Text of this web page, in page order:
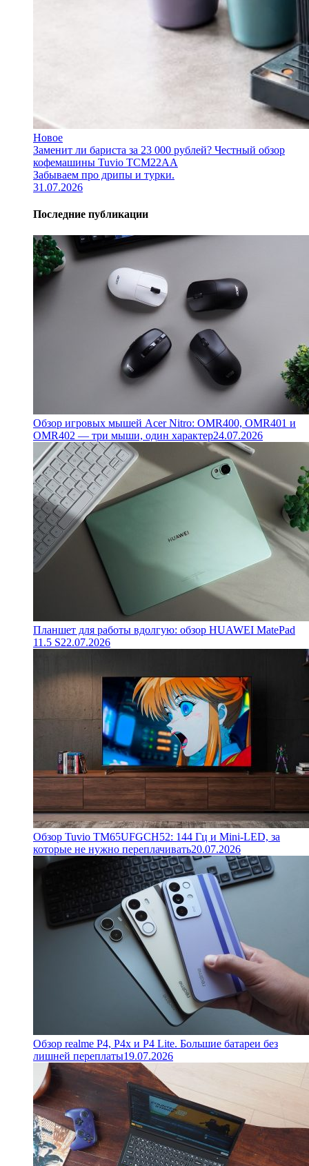
Новое
Заменит ли бариста за 23 000 рублей? Честный обзор
кофемашины Tuvio TCM22AA
Забываем про дрипы и турки.
31.07.2026
Последние публикации
Обзор игровых мышей Acer Nitro: OMR400, OMR401 и
OMR402 — три мыши, один характер24.07.2026
Планшет для работы вдолгую: обзор HUAWEI MatePad
11.5 S22.07.2026
Обзор Tuvio TM65UFGCH52: 144 Гц и Mini-LED, за
которые не нужно переплачивать20.07.2026
Обзор realme P4, P4x и P4 Lite. Большие батареи без
лишней переплаты19.07.2026